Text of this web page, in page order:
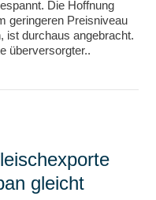
Die Hoffnung
geringeren Preisniveau
ist durchaus angebracht.
überversorgter..
gleicht